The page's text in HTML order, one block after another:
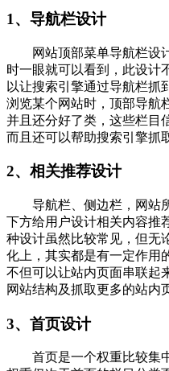
1、导航栏设计
网站顶部菜单导航栏设
时一眼就可以看到，此设计
以让搜索引擎通过导航栏抓
浏览某个网站时，顶部导航
并且还分好了类，这些栏目
而且还可以帮助搜索引擎抓
2、相关推荐设计
导航栏、侧边栏，网站
下方给用户设计相关内容推
种设计虽然比较常见，但无
化上，其实都是有一定作用
不但可以让站内页面串联起
网站结构及抓取更多的站内
3、首页设计
首页是一个权重比较集